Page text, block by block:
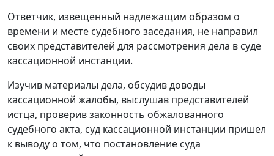
Ответчик, извещенный надлежащим образом о
времени и месте судебного заседания, не направил
своих представителей для рассмотрения дела в суде
кассационной инстанции.
Изучив материалы дела, обсудив доводы
кассационной жалобы, выслушав представителей
истца, проверив законность обжалованного
судебного акта, суд кассационной инстанции пришел
к выводу о том, что постановление суда